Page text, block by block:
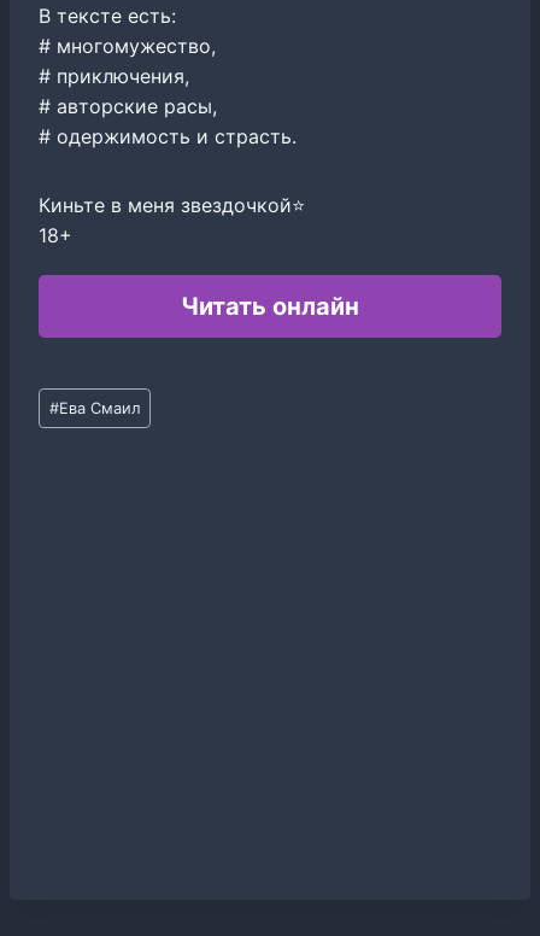
В тексте есть:
# многомужество,
# приключения,
# авторские расы,
# одержимость и страсть.
Киньте в меня звездочкой⭐
18+
Читать онлайн
Метки
записи:
#Ева Смаил